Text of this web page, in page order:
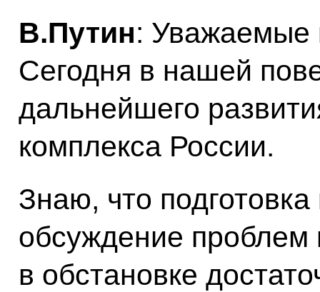
В.Путин: Уважаемые
Сегодня в нашей
дальнейшего
комплекса России.
Знаю, что
обсуждение проблем
в обстановке